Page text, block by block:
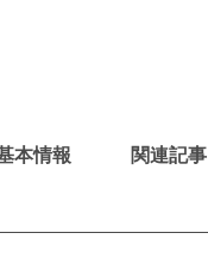
本情報 関連記事